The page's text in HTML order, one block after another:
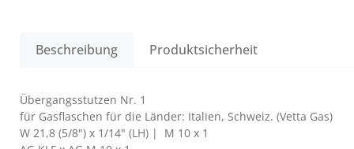
Beschreibung Produktsicherheit
Übergangsstutzen Nr. 1
für Gasflaschen für die Länder: Italien, Schweiz. (Vetta Gas)
W 21,8 (5/8") x 1/14" (LH) | M 10 x 1